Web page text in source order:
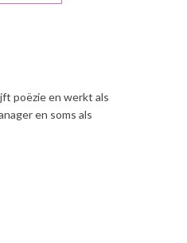
poëzie en werkt als
en soms als